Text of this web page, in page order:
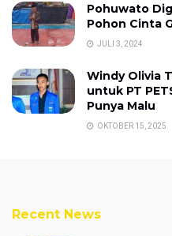
Pohuwato
Pohon Cinta
JULI 3, 2024
Windy Olivia
untuk PT
Punya Malu
OKTOBER 15, 2025
Recent News